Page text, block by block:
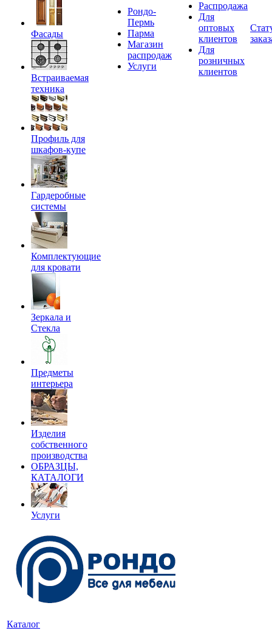
Фасады
Встраиваемая
техника
Профиль для
шкафов-купе
Гардеробные
системы
Комплектующие
для кровати
Зеркала и
Стекла
Предметы
интерьера
Изделия
собственного
производства
ОБРАЗЦЫ,
КАТАЛОГИ
Услуги
Рондо-
Пермь
Парма
Магазин
распродаж
Услуги
Распродажа
Для
оптовых
клиентов
Для
розничных
клиентов
Каталог